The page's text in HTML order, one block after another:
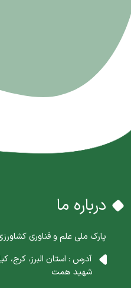
درباره ما
پارک ملی علم و فناوری
شهید همت